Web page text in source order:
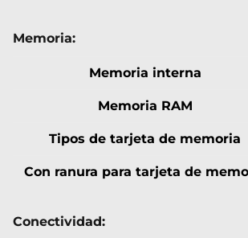
Memoria:
Memoria interna
Memoria RAM
Tipos de tarjeta de memoria
Con ranura para tarjeta de
Conectividad: